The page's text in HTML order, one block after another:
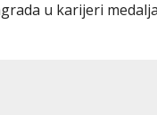
u karijeri